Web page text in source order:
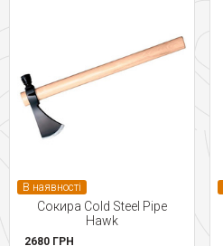
В наявності
Сокира Cold Steel Pipe
Hawk
2680 ГРН